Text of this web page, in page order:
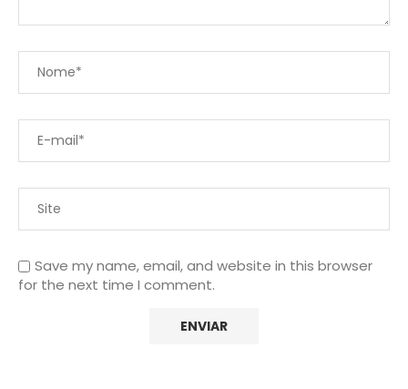
Save my name, email, and website in this browser
for the next time I comment.